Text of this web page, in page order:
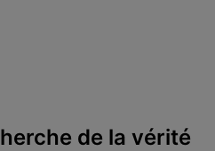
de la vérité